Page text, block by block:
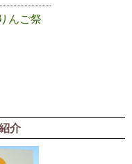
んご祭
介